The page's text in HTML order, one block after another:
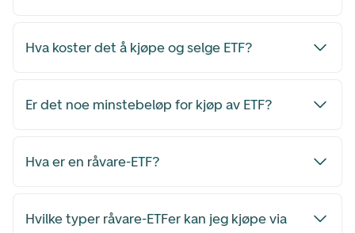
Hva koster det å kjøpe og selge ETF?
Er det noe minstebeløp for kjøp av ETF?
Hva er en råvare-ETF?
Hvilke typer råvare-ETFer kan jeg kjøpe via